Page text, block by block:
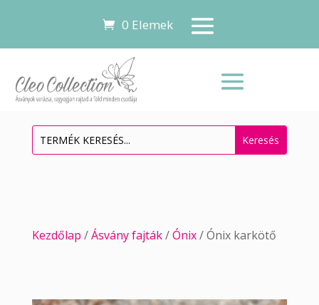
0 Elemek
Kezdőlap /Ásvány fajták/Ónix/ Ónix karkötő